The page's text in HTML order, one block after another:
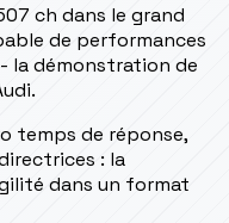
ch dans le grand
de performances
la démonstration de
temps de réponse,
: la
dans un format